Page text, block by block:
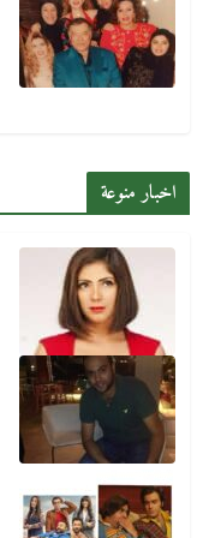
اخبار منوعة